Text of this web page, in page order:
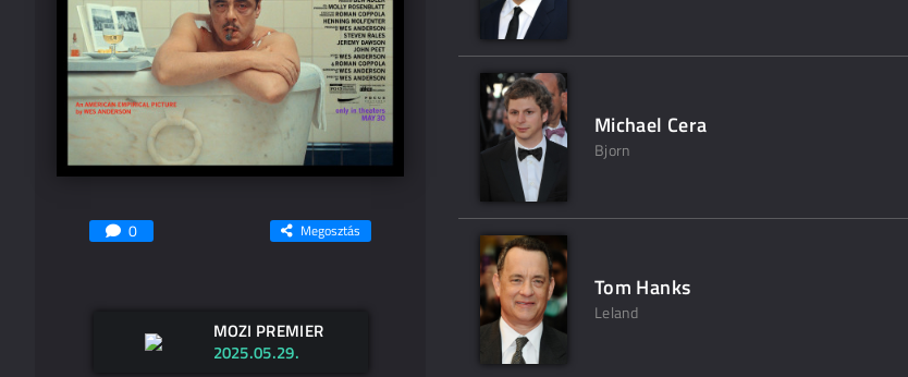
0 Megosztás
MOZI PREMIER
2025.05.29.
Michael Cera
Bjorn
Tom Hanks
Leland